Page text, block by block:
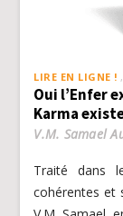
LIRE EN LIGNE !
Oui l’Enfer
Karma
V.M. Samael
Traité dans
cohérentes et